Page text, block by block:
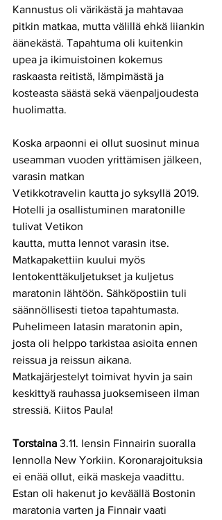
Kannustus oli värikästä ja mahtavaa
pitkin matkaa, mutta välillä ehkä liiankin
äänekästä. Tapahtuma oli kuitenkin
upea ja ikimuistoinen kokemus
raskaasta reitistä, lämpimästä ja
kosteasta säästä sekä väenpaljoudesta
huolimatta.
Koska arpaonni ei ollut suosinut minua
useamman vuoden yrittämisen jälkeen,
varasin matkan
Vetikkotravelin kautta jo syksyllä 2019.
Hotelli ja osallistuminen maratonille
tulivat Vetikon
kautta, mutta lennot varasin itse.
Matkapakettiin kuului myös
lentokenttäkuljetukset ja kuljetus
maratonin lähtöön. Sähköpostiin tuli
säännöllisesti tietoa tapahtumasta.
Puhelimeen latasin maratonin apin,
josta oli helppo tarkistaa asioita ennen
reissua ja reissun aikana.
Matkajärjestelyt toimivat hyvin ja sain
keskittyä rauhassa juoksemiseen ilman
stressiä. Kiitos Paula!
Torstaina 3.11. lensin Finnairin suoralla
lennolla New Yorkiin. Koronarajoituksia
ei enää ollut, eikä maskeja vaadittu.
Estan oli hakenut jo keväällä Bostonin
maratonia varten ja Finnair vaati